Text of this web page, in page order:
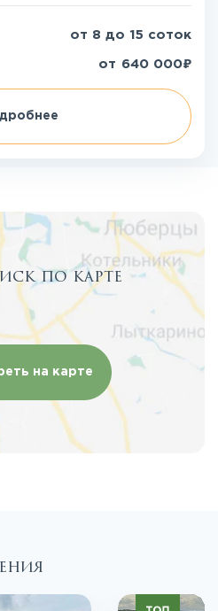
от 8 до 15 соток
от 640 000₽
по карте
на карте